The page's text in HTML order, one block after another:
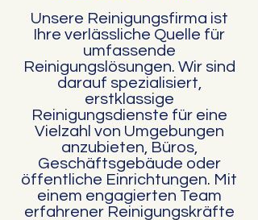
Unsere Reinigungsfirma ist
Ihre verlässliche Quelle für
umfassende
Reinigungslösungen. Wir sind
darauf spezialisiert,
erstklassige
Reinigungsdienste für eine
Vielzahl von Umgebungen
anzubieten, Büros,
Geschäftsgebäude oder
öffentliche Einrichtungen. Mit
einem engagierten Team
erfahrener Reinigungskräfte